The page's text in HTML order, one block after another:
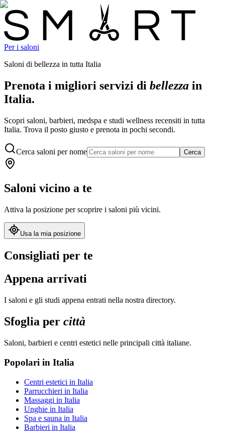
Per i saloni
Saloni di bellezza in tutta Italia
Prenota i migliori servizi di bellezza in
Italia.
Scopri saloni, barbieri, medspa e studi wellness recensiti in tutta
Italia. Trova il posto giusto e prenota in pochi secondi.
Cerca saloni per nome Cerca
Saloni vicino a te
Attiva la posizione per scoprire i saloni più vicini.
Usa la mia posizione
Consigliati per te
Appena arrivati
I saloni e gli studi appena entrati nella nostra directory.
Sfoglia per città
Saloni, barbieri e centri estetici nelle principali città italiane.
Popolari in Italia
Centri estetici in Italia
Parrucchieri in Italia
Massaggi in Italia
Unghie in Italia
Spa e sauna in Italia
Barbieri in Italia